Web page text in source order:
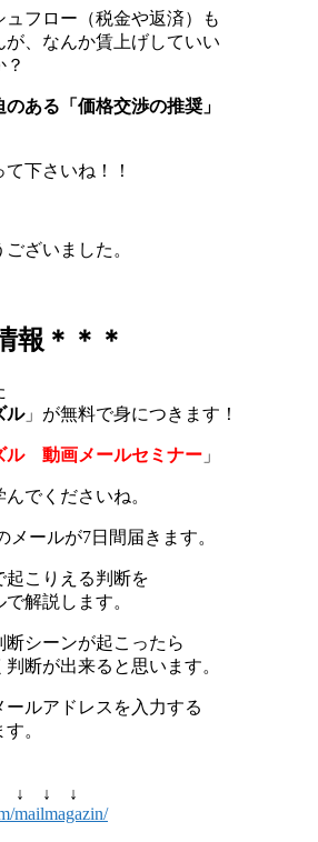
フロー（税金や返済）も
が、なんか賃上げしていい
ある「価格交渉の推奨」
下さいね！！
ざいました。
報＊＊＊
ル」が無料で身につきます！
ル 動画メールセミナー 」
でくださいね。
メールが7日間届きます。
こりえる判断を
解説します。
断シーンが起こったら
断が出来ると思います。
ルアドレスを入力する
。
↓ ↓ ↓
mailmagazin/